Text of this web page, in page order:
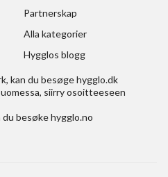
Partnerskap
Alla kategorier
Hygglos blogg
, kan du besøgehygglo.dk
, siirry osoitteeseen
du besøkehygglo.no